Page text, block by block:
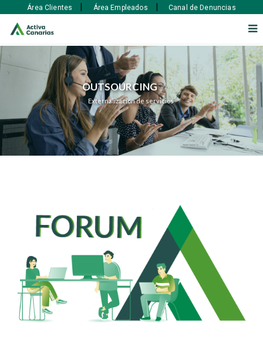
OUTSOURCING
Externalización de servicios
Área Clientes | Área Empleados | Canal de Denuncias